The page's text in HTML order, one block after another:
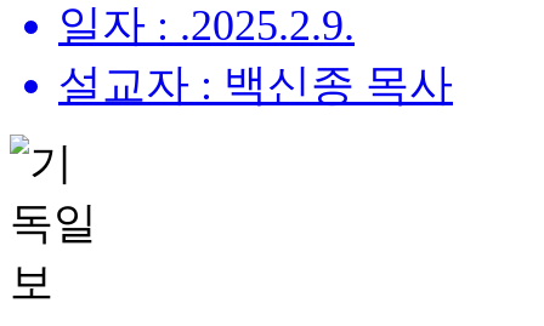
일자 : .2025.2.9.
설교자 : 백신종 목사